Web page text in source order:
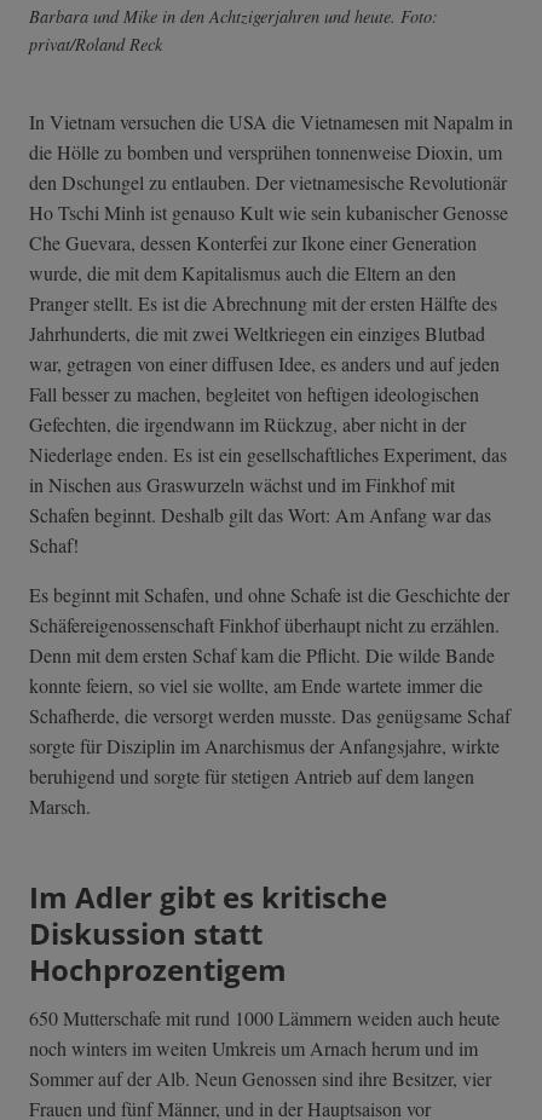
Barbara und Mike in den Achtzigerjahren und heute. Foto:
privat/Roland Reck
In Vietnam versuchen die USA die Vietnamesen mit Napalm in
die Hölle zu bomben und versprühen tonnenweise Dioxin, um
den Dschungel zu entlauben. Der vietnamesische Revolutionär
Ho Tschi Minh ist genauso Kult wie sein kubanischer Genosse
Che Guevara, dessen Konterfei zur Ikone einer Generation
wurde, die mit dem Kapitalismus auch die Eltern an den
Pranger stellt. Es ist die Abrechnung mit der ersten Hälfte des
Jahrhunderts, die mit zwei Weltkriegen ein einziges Blutbad
war, getragen von einer diffusen Idee, es anders und auf jeden
Fall besser zu machen, begleitet von heftigen ideologischen
Gefechten, die irgendwann im Rückzug, aber nicht in der
Niederlage enden. Es ist ein gesellschaftliches Experiment, das
in Nischen aus Graswurzeln wächst und im Finkhof mit
Schafen beginnt. Deshalb gilt das Wort: Am Anfang war das
Schaf!
Es beginnt mit Schafen, und ohne Schafe ist die Geschichte der
Schäfereigenossenschaft Finkhof überhaupt nicht zu erzählen.
Denn mit dem ersten Schaf kam die Pflicht. Die wilde Bande
konnte feiern, so viel sie wollte, am Ende wartete immer die
Schafherde, die versorgt werden musste. Das genügsame Schaf
sorgte für Disziplin im Anarchismus der Anfangsjahre, wirkte
beruhigend und sorgte für stetigen Antrieb auf dem langen
Marsch.
Im Adler gibt es kritische
Diskussion statt
Hochprozentigem
650 Mutterschafe mit rund 1000 Lämmern weiden auch heute
noch winters im weiten Umkreis um Arnach herum und im
Sommer auf der Alb. Neun Genossen sind ihre Besitzer, vier
Frauen und fünf Männer, und in der Hauptsaison vor